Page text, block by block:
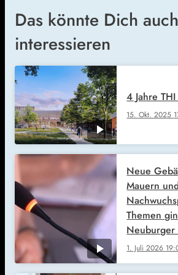
Das könnte Dich auch
interessieren
15. Okt. 2025
4 Jahre
1. Juli 2026
Neue
Mauern
Themen
Neuburger